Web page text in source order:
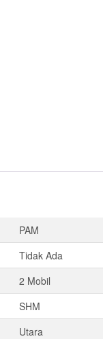
PAM
Tidak Ada
2 Mobil
SHM
Utara